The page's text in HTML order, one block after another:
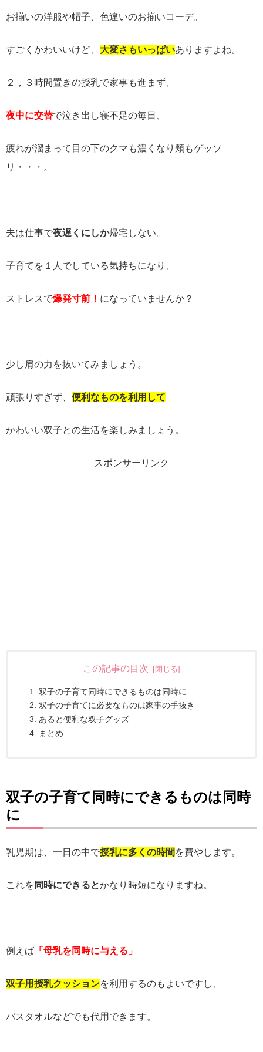
お揃いの洋服や帽子、色違いのお揃いコーデ。
すごくかわいいけど、 大変さもいっぱいありますよね。
２，３時間置きの授乳で家事も進まず、
夜中に交替で泣き出し寝不足の毎日、
疲れが溜まって目の下のクマも濃くなり頬もゲッソ
リ・・・。
夫は仕事で夜遅くにしか帰宅しない。
子育てを１人でしている気持ちになり、
ストレスで爆発寸前！ になっていませんか？
少し肩の力を抜いてみましょう。
頑張りすぎず、 便利なものを利用して
かわいい双子との生活を楽しみましょう。
スポンサーリンク
この記事の目次
双子の子育て同時にできるものは同時に
双子の子育てに必要なものは家事の手抜き
あると便利な双子グッズ
まとめ
双子の子育て同時にできるものは同時
に
乳児期は、一日の中で授乳に多くの時間 を費やします。
これを 同時にできるとかなり時短になりますね。
例えば 「母乳を同時に与える 」
双子用授乳クッションを利用するのもよいですし、
バスタオルなどでも代用できます。